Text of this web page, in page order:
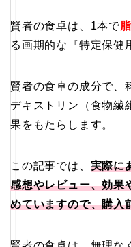
賢者の食卓は、1本で
る画期的な『特定保健
賢者の食卓の成分で、
デキストリン（食物繊
果をもたらします。
この記事では、 実際に
感想やレビュー、効果
めていますので、購入